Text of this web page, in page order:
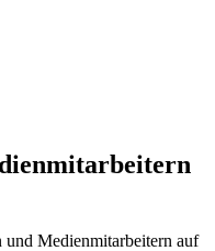
Medienmitarbeitern auf